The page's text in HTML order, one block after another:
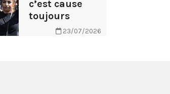
c’est cause
toujours
23/07/2026